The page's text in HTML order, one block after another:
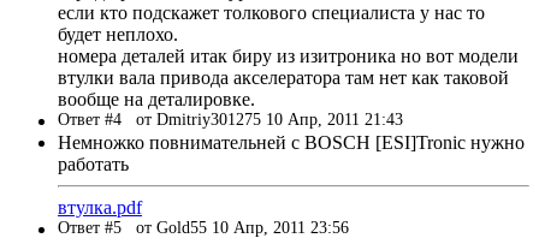
если кто подскажет толкового специалиста у нас то
будет неплохо.
номера деталей итак биру из изитроника но вот модели
втулки вала привода акселератора там нет как таковой
вообще на деталировке.
Ответ #4 от Dmitriy301275 10 Апр, 2011 21:43
Немножко повнимательней с BOSCH [ESI]Tronic нужно
работать
втулка.pdf
Ответ #5 от Gold55 10 Апр, 2011 23:56